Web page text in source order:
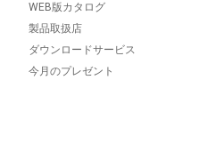
WEB版カタログ
製品取扱店
ダウンロードサービス
今月のプレゼント